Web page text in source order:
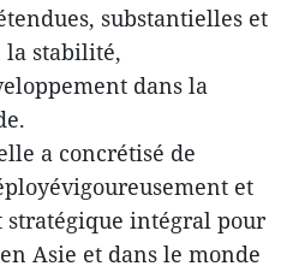
substantielles et
la stabilité,
dans la
a concrétisé de
et
intégral pour
Asie et dans le monde